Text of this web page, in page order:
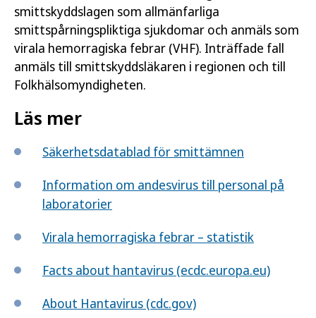
smittskyddslagen som allmänfarliga
smittspårningspliktiga sjukdomar och anmäls som
virala hemorragiska febrar (VHF). Inträffade fall
anmäls till smittskyddsläkaren i regionen och till
Folkhälsomyndigheten.
Läs mer
Säkerhetsdatablad för smittämnen
Information om andesvirus till personal på
laboratorier
Virala hemorragiska febrar – statistik
Facts about hantavirus (ecdc.europa.eu)
About Hantavirus (cdc.gov)